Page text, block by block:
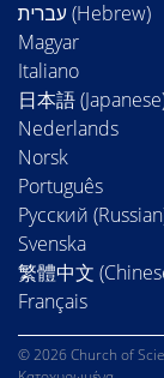
Magyar
Italiano
日本語
Nederlands
Norsk
Português
Русский
Svenska
繁體中文
Français
© 2026 Church of